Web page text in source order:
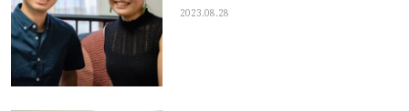
2023.08.28